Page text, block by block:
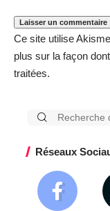
Ce site utilise
plus sur la façon
traitées.
Réseaux